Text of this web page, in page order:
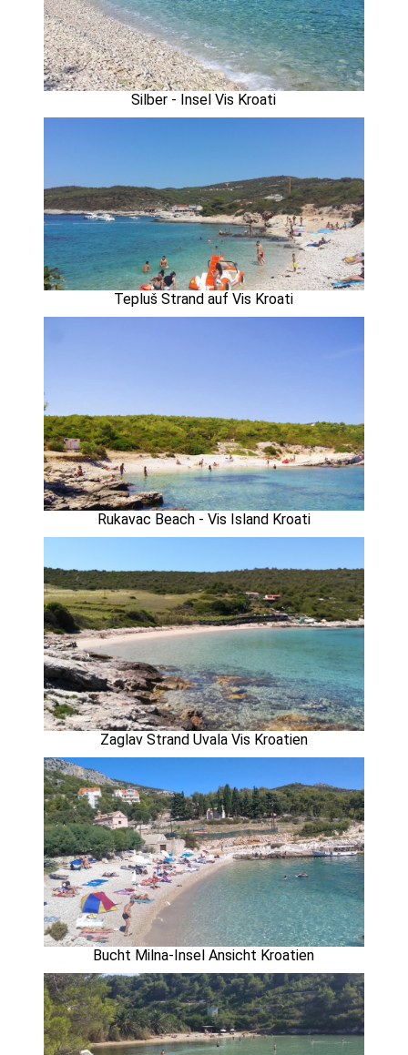
Silber - Insel Vis Kroati
Tepluš Strand auf Vis Kroati
Rukavac Beach - Vis Island Kroati
Zaglav Strand Uvala Vis Kroatien
Bucht Milna-Insel Ansicht Kroatien